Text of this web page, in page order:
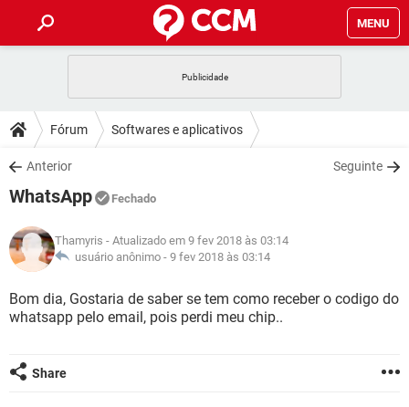
MENU
CELULAR FACEBOOK
OUTLOOK
INSTAGRAM
GUIA DE COMPRAS
DICAS
JOGOS WHATSAPP
INSTAGRAM GMAIL
GUIA DE COMPRAS
DOWNLOADS
JOGOS
CELULAR
OUTLOOK EXCEL
INSTAGRAM
GUIA DE COMPRAS
JOGOS WHATSAPP
CELULAR
OUTLOOK EXCEL
GUIA DE COMPRAS
GLOSSÁRIO
JOGOS
CELULAR FACEBOOK
INSTAGRAM
Fórum Softwares e aplicativos
Anterior Seguinte
WhatsApp Fechado
Thamyris - Atualizado em 9 fev 2018 às 03:14
usuário anônimo - 9 fev 2018 às 03:14
Bom dia, Gostaria de saber se tem como receber o codigo do
whatsapp pelo email, pois perdi meu chip..
Share